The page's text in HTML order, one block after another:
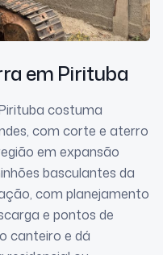
em Pirituba
costuma
com corte e aterro
em expansão
basculantes da
com planejamento
e pontos de
canteiro e dá